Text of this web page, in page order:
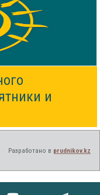
и
Разработано в prudnikov.kz